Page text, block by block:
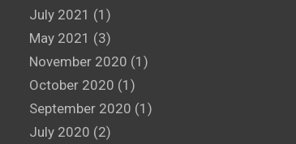
July 2021 (1)
May 2021 (3)
November 2020 (1)
October 2020 (1)
September 2020 (1)
July 2020 (2)